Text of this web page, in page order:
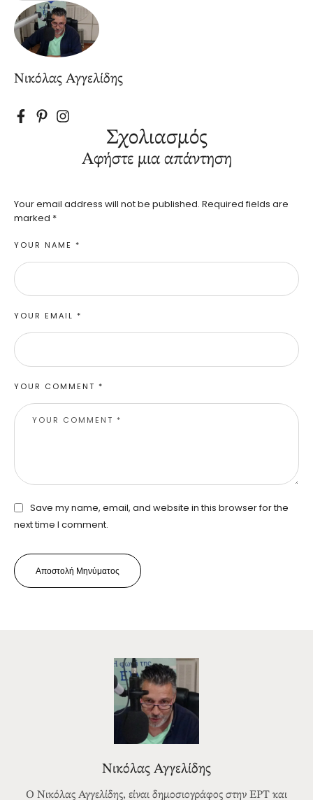
Νικόλας Αγγελίδης
Σχολιασμός
Αφήστε μια απάντηση
Your email address will not be published. Required fields are
marked *
YOUR COMMENT *
YOUR NAME *
YOUR EMAIL *
Save my name, email, and website in this browser for the
next time I comment.
Αποστολή Μηνύματος
Νικόλας Αγγελίδης
Ο Νικόλας Αγγελίδης, είναι δημοσιογράφος στην ΕΡΤ και